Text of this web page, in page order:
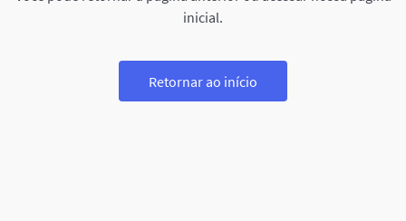
inicial.
Retornar ao início